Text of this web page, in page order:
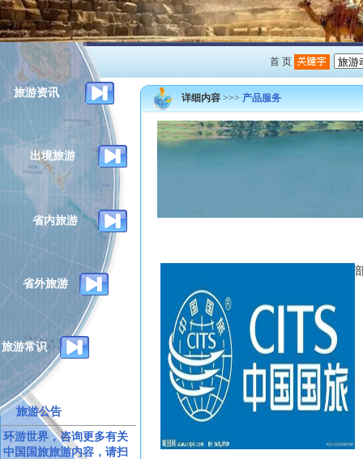
首 页
旅游资讯
出境旅游
省内旅游
省外旅游
旅游常识
旅游公告
环游世界，咨询更多有关
中国国旅旅游内容，请扫
详细内容 >>> 产品服务